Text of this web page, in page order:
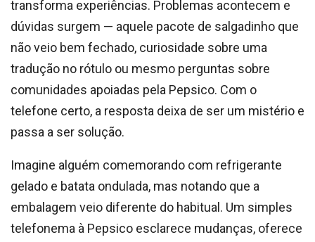
transforma experiências. Problemas acontecem e
dúvidas surgem — aquele pacote de salgadinho que
não veio bem fechado, curiosidade sobre uma
tradução no rótulo ou mesmo perguntas sobre
comunidades apoiadas pela Pepsico. Com o
telefone certo, a resposta deixa de ser um mistério e
passa a ser solução.
Imagine alguém comemorando com refrigerante
gelado e batata ondulada, mas notando que a
embalagem veio diferente do habitual. Um simples
telefonema à Pepsico esclarece mudanças, oferece